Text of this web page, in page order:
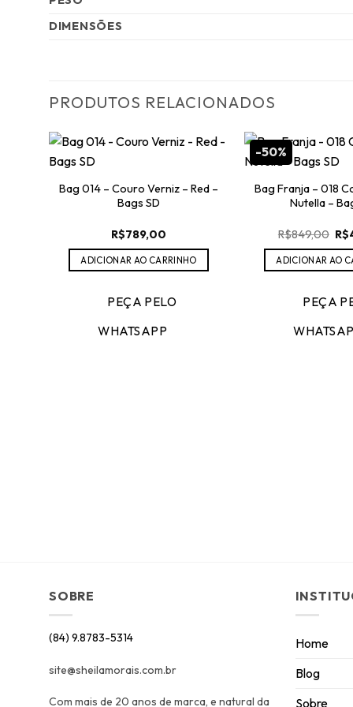
DIMENSÕES
PRODUTOS RELACIONADOS
Bag 014 – Couro Verniz – Red –
Bags SD
R$789,00
ADICIONAR AO CARRINHO
PEÇA PELO
WHATSAPP
-50%
Bag Franja – 018
Nutella –
R$849,00 O
R$
ADICIONAR AO
PEÇA
SOBRE
(84) 9.8783-5314
site@sheilamorais.com.br
Com mais de 20 anos de marca, e natural da
Home
Blog
Sobre